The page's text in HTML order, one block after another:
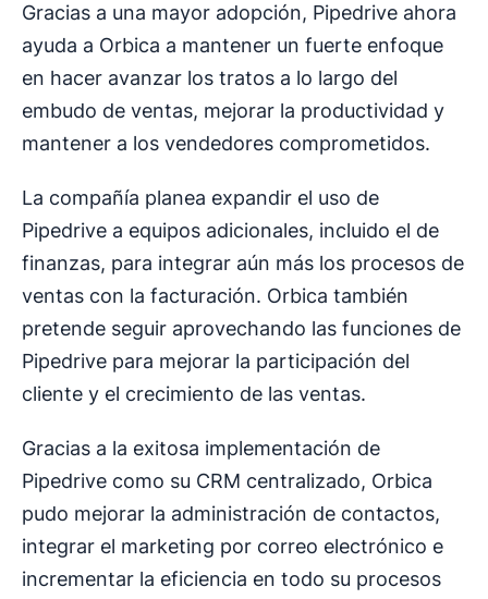
Gracias a una mayor adopción, Pipedrive ahora
ayuda a Orbica a mantener un fuerte enfoque
en hacer avanzar los tratos a lo largo del
embudo de ventas, mejorar la productividad y
mantener a los vendedores comprometidos.
La compañía planea expandir el uso de
Pipedrive a equipos adicionales, incluido el de
finanzas, para integrar aún más los procesos de
ventas con la facturación. Orbica también
pretende seguir aprovechando las funciones de
Pipedrive para mejorar la participación del
cliente y el crecimiento de las ventas.
Gracias a la exitosa implementación de
Pipedrive como su CRM centralizado, Orbica
pudo mejorar la administración de contactos,
integrar el marketing por correo electrónico e
incrementar la eficiencia en todo su procesos